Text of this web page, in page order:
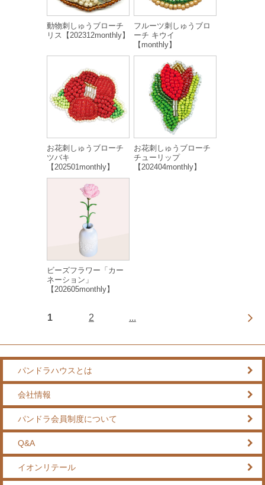
動物刺しゅうブローチ
リス【202312monthly】
フルーツ刺しゅうブロ
ーチ キウイ
【monthly】
お花刺しゅうブローチ
ツバキ
【202501monthly】
お花刺しゅうブローチ
チューリップ
【202404monthly】
ビーズフラワー「カー
ネーション」
【202605monthly】
1 2 ...
パンドラハウスとは
会社情報
パンドラ会員制度について
Q&A
イオンリテール